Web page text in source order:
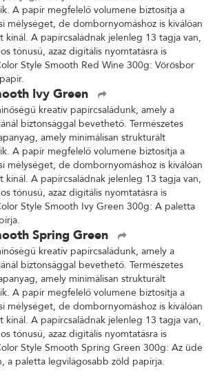
A papír megfelelő volumene biztosítja a
mélységet, de dombornyomáshoz is kiválóan
kínál. A papírcsaládnak jelenleg 13 tagja van,
tónusú, azaz digitális nyomtatásra is
Style Smooth Red Wine 300g: Vörösbor
Ivy Green
kreatív papírcsaládunk, amely a
biztonsággal bevethető. Természetes
amely minimálisan strukturált
A papír megfelelő volumene biztosítja a
mélységet, de dombornyomáshoz is kiválóan
kínál. A papírcsaládnak jelenleg 13 tagja van,
tónusú, azaz digitális nyomtatásra is
Style Smooth Ivy Green 300g: A paletta
Spring Green
kreatív papírcsaládunk, amely a
biztonsággal bevethető. Természetes
amely minimálisan strukturált
A papír megfelelő volumene biztosítja a
mélységet, de dombornyomáshoz is kiválóan
kínál. A papírcsaládnak jelenleg 13 tagja van,
tónusú, azaz digitális nyomtatásra is
Style Smooth Spring Green 300g: Az üde
a paletta legvilágosabb zöld papírja.